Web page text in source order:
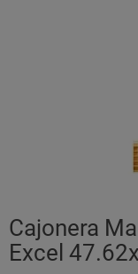
Cajonera
Excel